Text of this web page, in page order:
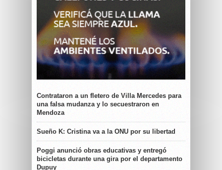
Contrataron a un fletero de Villa Mercedes para
una falsa mudanza y lo secuestraron en
Mendoza
Sueño K: Cristina va a la ONU por su libertad
Poggi anunció obras educativas y entregó
bicicletas durante una gira por el departamento
Dupuy